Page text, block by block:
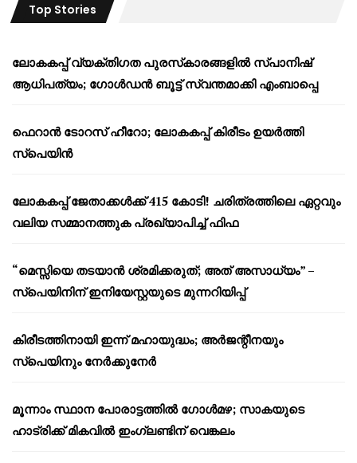
Top Stories
ലോകകപ്പ് വ്യക്തിഗത പുരസ്‌കാരങ്ങളിൽ സ്പാനിഷ്
ആധിപത്യം; ഗോൾഡൻ ബൂട്ട് സ്വന്തമാക്കി എംബാപ്പെ
ഫെറാൻ ടോറസ് ഹീറോ; ലോകകപ്പ് കിരീടം ഉയർത്തി
സ്പെയിൻ
ലോകകപ്പ് ജേതാക്കൾക്ക് 415 കോടി! ചരിത്രത്തിലെ ഏറ്റവും
വലിയ സമ്മാനത്തുക പ്രഖ്യാപിച്ച് ഫിഫ
“മെസ്സിയെ തടയാൻ ശ്രമിക്കരുത്; അത് അസാധ്യം” –
സ്പെയിനിന് ഇനിയേസ്റ്റയുടെ മുന്നറിയിപ്പ്
കിരീടത്തിനായി ഇന്ന് മഹായുദ്ധം; അർജന്റീനയും
സ്പെയിനും നേർക്കുനേർ
മൂന്നാം സ്ഥാന പോരാട്ടത്തിൽ ഗോൾമഴ; സാകയുടെ
ഹാട്രിക്ക് മികവിൽ ഇംഗ്ലണ്ടിന് വെങ്കലം